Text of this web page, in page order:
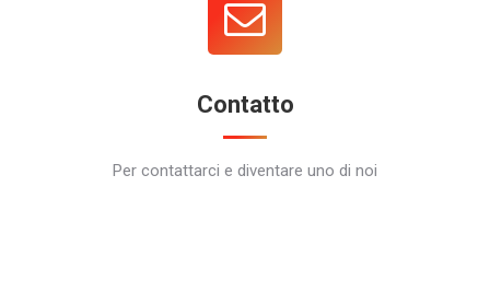
Contatto
Per contattarci e diventare uno di noi